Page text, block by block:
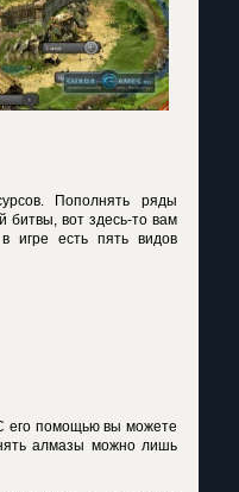
Пополнять ряды
битвы, вот здесь-то вам
игре есть пять видов
его помощью вы можете
алмазы можно лишь